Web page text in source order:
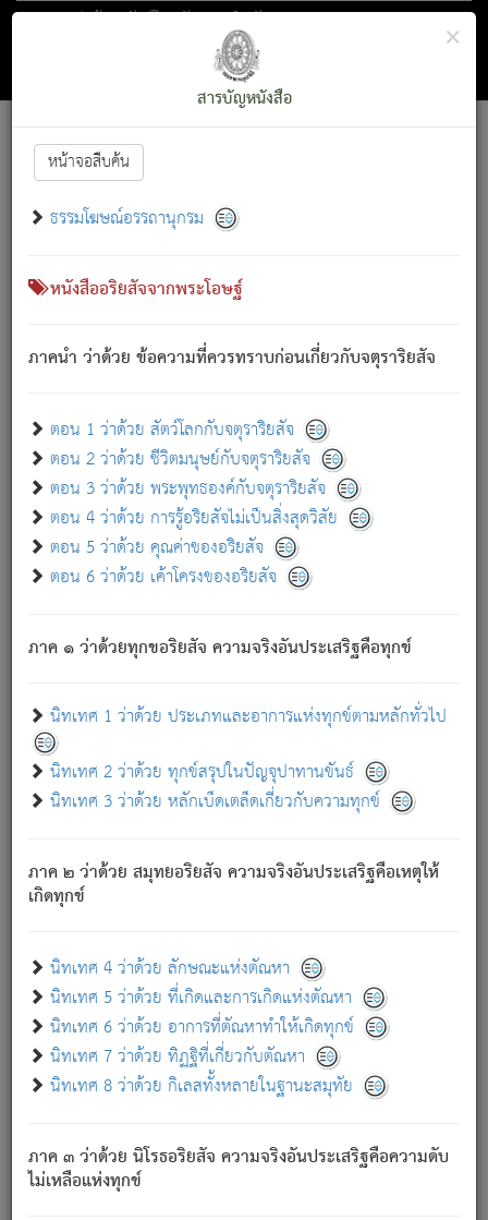
ตอน 1 ว่าด้วย สัตว์โลกกับจตุราริยสัจ
สารบัญ×
สารบัญหนังสือ
หน้าจอสืบค้น
ธรรมโฆษณ์อรรถานุกรม
หนังสืออริยสัจจากพระโอษฐ์
ภาคนำ ว่าด้วย ข้อความที่ควรทราบก่อนเกี่ยวกับจตุราริยสัจ
ตอน 1 ว่าด้วย สัตว์โลกกับจตุราริยสัจ
ตอน 2 ว่าด้วย ชีวิตมนุษย์กับจตุราริยสัจ
ตอน 3 ว่าด้วย พระพุทธองค์กับจตุราริยสัจ
ตอน 4 ว่าด้วย การรู้อริยสัจไม่เป็นสิ่งสุดวิสัย
ตอน 5 ว่าด้วย คุณค่าของอริยสัจ
ตอน 6 ว่าด้วย เค้าโครงของอริยสัจ
ภาค ๑ ว่าด้วยทุกขอริยสัจ ความจริงอันประเสริฐคือทุกข์
นิทเทศ 1 ว่าด้วย ประเภทและอาการแห่งทุกข์ตามหลักทั่วไป
นิทเทศ 2 ว่าด้วย ทุกข์สรุปในปัญจุปาทานขันธ์
นิทเทศ 3 ว่าด้วย หลักเบ็ดเตล็ดเกี่ยวกับความทุกข์
ภาค ๒ ว่าด้วย สมุทยอริยสัจ ความจริงอันประเสริฐคือเหตุให้
เกิดทุกข์
นิทเทศ 4 ว่าด้วย ลักษณะแห่งตัณหา
นิทเทศ 5 ว่าด้วย ที่เกิดและการเกิดแห่งตัณหา
นิทเทศ 6 ว่าด้วย อาการที่ตัณหาทำให้เกิดทุกข์
นิทเทศ 7 ว่าด้วย ทิฏฐิที่เกี่ยวกับตัณหา
นิทเทศ 8 ว่าด้วย กิเลสทั้งหลายในฐานะสมุทัย
ภาค ๓ ว่าด้วย นิโรธอริยสัจ ความจริงอันประเสริฐคือความดับ
ไม่เหลือแห่งทุกข์
Font :15 ]||
สัตว์โลกนี้ เกิดความเดือดร้อนแล้ว มีผัสสะบังหน้า
เขาสำคัญสิ่งใด โดยความเป็นประการใด แต่สิ่งนั้นย่อมเป็น
(ตามที่เป็นจริง) โดยประการอื่นจากที่เขาสำคัญนั้น
สัตว์โลกติดข้องอยู่ในภพ ถูกภพบังหน้าแล้ว มีภพโดยความ
เป็นอย่างอื่น (จากที่มันเป็นอยู่จริง) จึงได้เพลิดเพลินยิ่งนักในภพ
เขาเพลิดเพลินยิ่งนักในสิ่งใด สิ่งนั้นเป็นภัย (ที่เขาไม่รู้จัก)
เขากลัวต่อสิ่งใดสิ่งนั้นเป็นทุกข์
พรหมจรรย์นี้ อันบุคคลย่อมประพฤติ ก็เพื่อการละขาดซึ่ง
ภพ.
สมณะหรือพราหมณ์เหล่าใด กล่าวความหลุดพ้นจากภพว่า
มีได้เพราะภพ เรากล่าวว่า สมณะหรือพราหมณ์ทั้งปวงนั้น
มิใช่ผู้หลดพ้นจากภพ.
ภพ ว่ามีได้เพราะวิภพ[2]: เรากล่าวว่า สมณะหรือพราหมณ์ทั้ง
ปวงนั้น ก็ยังสลัดภพออกไปไม่ได้.
ก็ทุกข์นี้มีขึ้น เพราะอาศัยซึ่งอุปธิทั้งปวง.
เพราะความสิ้นไปแห่งอุปาทานทั้งปวง ความเกิดขึ้นแห่ง
ทุกข์จึงไม่มี.
ท่านจงดูโลกนี้เถิด (จะเห็นว่า) สัตว์ทั้งหลายอันอวิชาหนา
แน่นบังหนาแล้ว; และว่า สัตว์ผู้ยินดีในภพอันเป็นแล้วนั้น ย่อม
อันเป็นไปในที่หรือเวลาทั้งปวง[3]เพื่อความมีแห่งประโยชน์โดย
ประการทั้งปวง; ภพทั้งหลายทั้งหมดนั้น ไม่เที่ยง เป็นทุกข์ มี
ความแปรปรวนเป็นธรรมดา.
อย่างนี้อยู่; เขาย่อมละภวตัณหาได้ และไม่เพลิดเพลินวิภวตัณหา
ด้วย.
ความดับเพราะความสำรอกไม่เหลือ (แห่งภพทั้งหลาย)
เพราะความสิ้นไปแห่งตัณหาโดยประการทั้งปวง นั้นคือ
นิพพาน.
ภพใหม่ย่อมไม่มีแก่ภิกษุนั้น ผู้ดับเย็นสนิทแล้ว เพราะไม่มี
ภิกษุนั้น เป็นผู้ครอบงำมารได้แล้ว ชนะสงครามแล้ว ก้าวล่วง
ภพทั้งหลายทั้งปวงได้แล้ว เป็นผู้คงที่ (คือไม่เปลี่ยนแปลงอีกต่อ